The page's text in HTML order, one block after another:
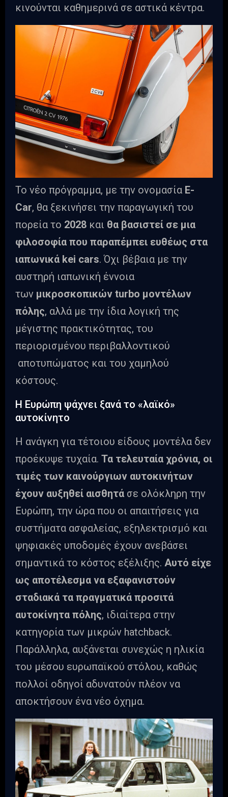
κινούνται καθημερινά σε αστικά κέντρα.
Το νέο πρόγραμμα, με την ονομασία E-
Car, θα ξεκινήσει την παραγωγική του
πορεία το 2028 και θα βασιστεί σε μια
φιλοσοφία που παραπέμπει ευθέως στα
ιαπωνικά kei cars. Όχι βέβαια με την
αυστηρή ιαπωνική έννοια
των μικροσκοπικών turbo μοντέλων
πόλης, αλλά με την ίδια λογική της
μέγιστης πρακτικότητας, του
περιορισμένου περιβαλλοντικού
αποτυπώματος και του χαμηλού
κόστους.
Η Ευρώπη ψάχνει ξανά το «λαϊκό»
αυτοκίνητο
Η ανάγκη για τέτοιου είδους μοντέλα δεν
προέκυψε τυχαία. Τα τελευταία χρόνια, οι
τιμές των καινούργιων αυτοκινήτων
έχουν αυξηθεί αισθητά σε ολόκληρη την
Ευρώπη, την ώρα που οι απαιτήσεις για
συστήματα ασφαλείας, εξηλεκτρισμό και
ψηφιακές υποδομές έχουν ανεβάσει
σημαντικά το κόστος εξέλιξης. Αυτό είχε
ως αποτέλεσμα να εξαφανιστούν
σταδιακά τα πραγματικά προσιτά
αυτοκίνητα πόλης, ιδιαίτερα στην
κατηγορία των μικρών hatchback.
Παράλληλα, αυξάνεται συνεχώς η ηλικία
του μέσου ευρωπαϊκού στόλου, καθώς
πολλοί οδηγοί αδυνατούν πλέον να
αποκτήσουν ένα νέο όχημα.